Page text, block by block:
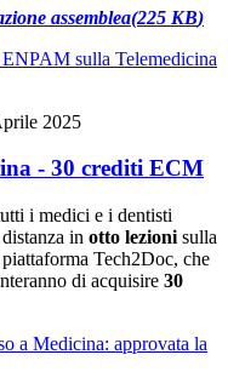
assemblea(225 KB)
2025
- 30 crediti ECM
i medici e i dentisti
in otto lezioni sulla
Tech2Doc, che
di acquisire 30